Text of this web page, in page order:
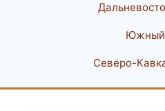
Северо-